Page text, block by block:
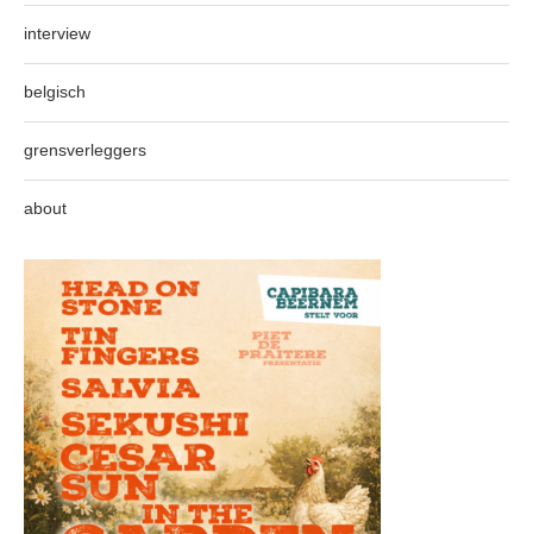
interview
belgisch
grensverleggers
about